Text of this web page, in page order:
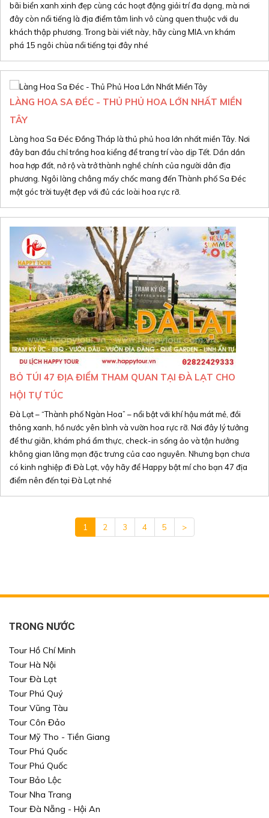
Xin mời Quý khách chọn thông tin cần tìm kiếm
Chọn nơi đi
Chọn nơi đến
TÌM KIẾM
Xin mời Quý khách chọn thông tin cần tìm kiếm
Chọn nơi đi
Chọn nơi đến
TÌM KIẾM
Xin mời Quý khách chọn thông tin cần tìm kiếm
hoặc
TÌM KIẾM
Xin mời Quý khách chọn thông tin cần tìm kiếm
Chọn khu vực
Chọn loại
Khoảng giá
TÌM KIẾM
bãi biển xanh xinh đẹp cùng các hoạt động giải trí đa dạng, mà nơi
đây còn nổi tiếng là địa điểm tâm linh vô cùng quen thuộc với du
khách thập phương. Trong bài viết này, hãy cùng MIA.vn khám
phá 15 ngôi chùa nổi tiếng tại đây nhé
LÀNG HOA SA ĐÉC - THỦ PHỦ HOA LỚN NHẤT MIỀN
TÂY
Làng hoa Sa Đéc Đồng Tháp là thủ phủ hoa lớn nhất miền Tây. Nơi
đây ban đầu chỉ trồng hoa kiểng để trang trí vào dịp Tết. Dần dần
hoa hợp đất, nở rộ và trở thành nghề chính của người dân địa
phương. Ngôi làng chẳng mấy chốc mang đến Thành phố Sa Đéc
một góc trời tuyệt đẹp với đủ các loài hoa rực rỡ.
BỎ TÚI 47 ĐỊA ĐIỂM THAM QUAN TẠI ĐÀ LẠT CHO
HỘI TỰ TÚC
Đà Lạt – “Thành phố Ngàn Hoa” – nổi bật với khí hậu mát mẻ, đồi
thông xanh, hồ nước yên bình và vườn hoa rực rỡ. Nơi đây lý tưởng
để thư giãn, khám phá ẩm thực, check-in sống ảo và tận hưởng
không gian lãng mạn đặc trưng của cao nguyên. Nhưng bạn chưa
có kinh nghiệp đi Đà Lạt, vậy hãy để Happy bật mí cho bạn 47 địa
điểm nên đến tại Đà Lạt nhé
1 2 3 4 5 >
TRONG NƯỚC
Tour Hồ Chí Minh
Tour Hà Nội
Tour Đà Lạt
Tour Phú Quý
Tour Vũng Tàu
Tour Côn Đảo
Tour Mỹ Tho - Tiền Giang
Tour Phú Quốc
Tour Phú Quốc
Tour Bảo Lộc
Tour Nha Trang
Tour Đà Nẵng - Hội An